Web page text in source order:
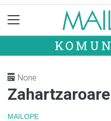
None
MAILOPE